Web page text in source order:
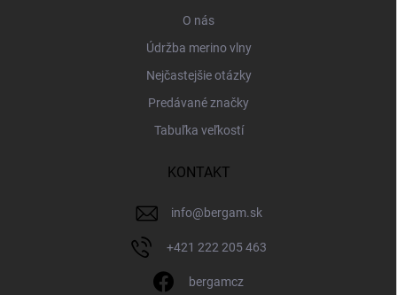
O nás
Údržba merino vlny
Nejčastejšie otázky
Predávané značky
Tabuľka veľkostí
KONTAKT
info@bergam.sk
+421 222 205 463
bergamcz